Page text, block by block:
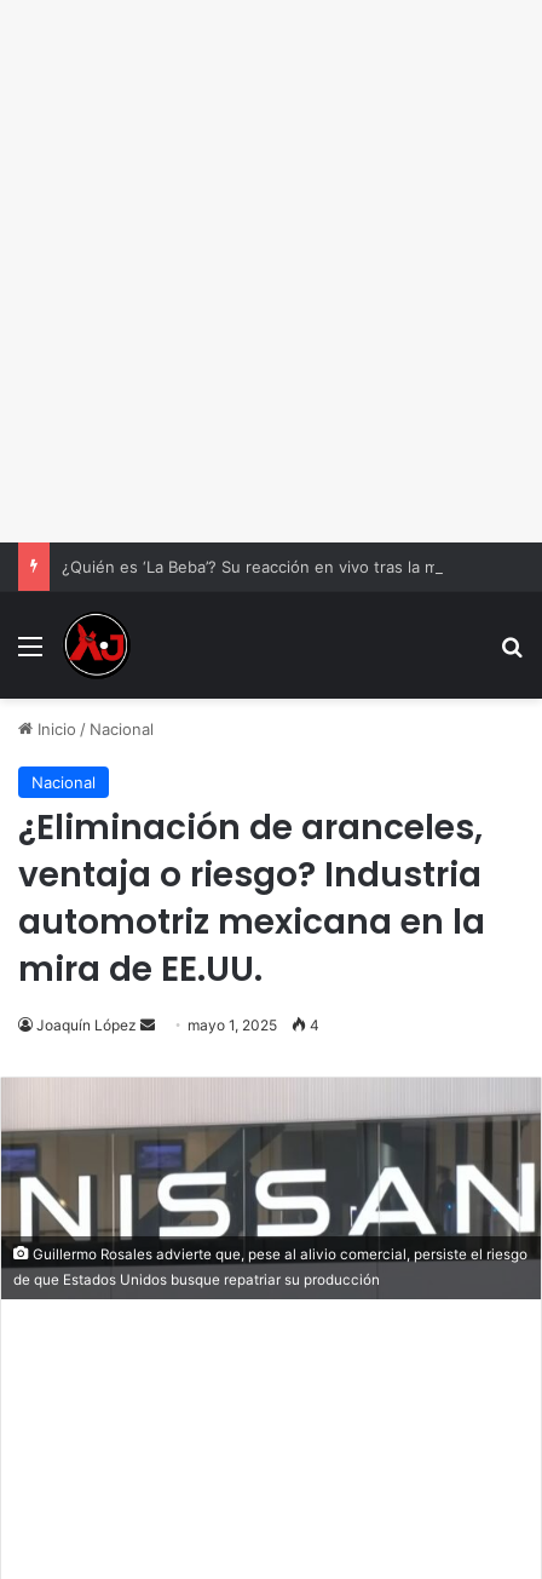
Menu
Inicio / Nacional
Nacional
¿Eliminación de aranceles,
ventaja o riesgo? Industria
automotriz mexicana en la
mira de EE.UU.
Joaquín López
Send
email
mayo 1, 2025 4
Guillermo Rosales advierte que, pese al alivio comercial, persiste el riesgo
de que Estados Unidos busque repatriar su producción